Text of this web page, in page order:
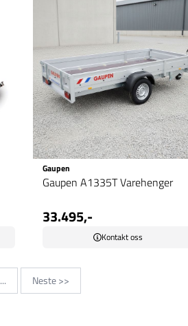
Gaupen
Gaupen A1335T Varehenger
33.495,-
Kontakt oss
... Neste >>